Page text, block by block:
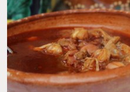
LOS PLATOS DE VÍA ORGÁNICA Y
FOTO:
Fuego Vivo,
Fuego Vivo es un proyecto de
la preservación de la
apuesta por unmodelo